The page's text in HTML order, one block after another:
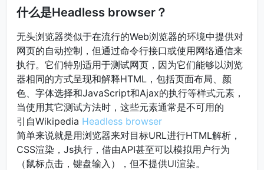
什么是Headless browser？
无头浏览器类似于在流行的Web浏览器的环境中提供对
网页的自动控制，但通过命令行接口或使用网络通信来
执行。它们特别适用于测试网页，因为它们能够以浏览
器相同的方式呈现和解释HTML，包括页面布局、颜
色、字体选择和JavaScript和Ajax的执行等样式元素，
当使用其它测试方法时，这些元素通常是不可用的
引自Wikipedia Headless browser
简单来说就是用浏览器来对目标URL进行HTML解析，
CSS渲染，Js执行，借由API甚至可以模拟用户行为
（鼠标点击，键盘输入），但不提供UI渲染。